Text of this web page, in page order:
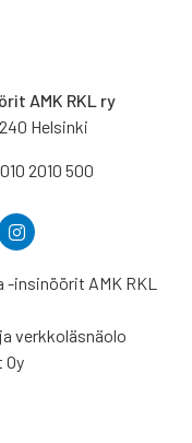
AMK RKL ry
Helsinki
2010 500
insinöörit AMK RKL
verkkoläsnäolo